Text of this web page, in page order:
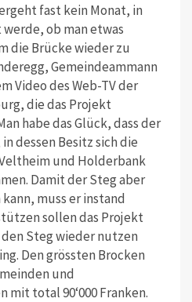
fast kein Monat, in
ob man etwas
die Brücke wieder zu
Gemeindeammann
Video des Web-TV der
die das Projekt
habe das Glück, dass der
dessen Besitz sich die
und Holderbank
Damit der Steg aber
muss er instand
sollen das Projekt
Steg wieder nutzen
Den grössten Brocken
und
total 90‘000 Franken.